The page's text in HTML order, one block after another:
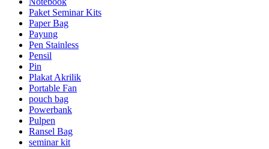
Paket Seminar Kits
Paper Bag
Payung
Pen Stainless
Pensil
Pin
Plakat Akrilik
Portable Fan
pouch bag
Powerbank
Pulpen
Ransel Bag
seminar kit